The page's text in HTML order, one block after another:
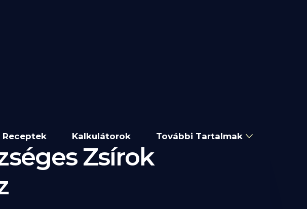
Receptek Kalkulátorok További Tartalmak
Zsírok